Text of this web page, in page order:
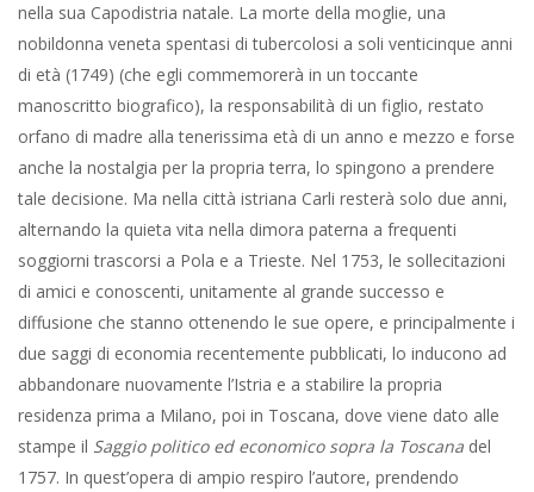
nella sua Capodistria natale. La morte della moglie, una
nobildonna veneta spentasi di tubercolosi a soli venticinque anni
di età (1749) (che egli commemorerà in un toccante
manoscritto biografico), la responsabilità di un figlio, restato
orfano di madre alla tenerissima età di un anno e mezzo e forse
anche la nostalgia per la propria terra, lo spingono a prendere
tale decisione. Ma nella città istriana Carli resterà solo due anni,
alternando la quieta vita nella dimora paterna a frequenti
soggiorni trascorsi a Pola e a Trieste. Nel 1753, le sollecitazioni
di amici e conoscenti, unitamente al grande successo e
diffusione che stanno ottenendo le sue opere, e principalmente i
due saggi di economia recentemente pubblicati, lo inducono ad
abbandonare nuovamente l’Istria e a stabilire la propria
residenza prima a Milano, poi in Toscana, dove viene dato alle
stampe il Saggio politico ed economico sopra la Toscana del
1757. In quest’opera di ampio respiro l’autore, prendendo